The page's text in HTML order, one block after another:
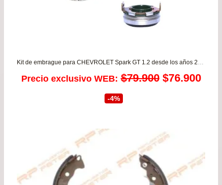
Precio exclusivo WEB: $79.900 El
era:
$79.900.
$76.900El
-4%